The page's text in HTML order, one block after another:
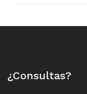
¿Consultas?